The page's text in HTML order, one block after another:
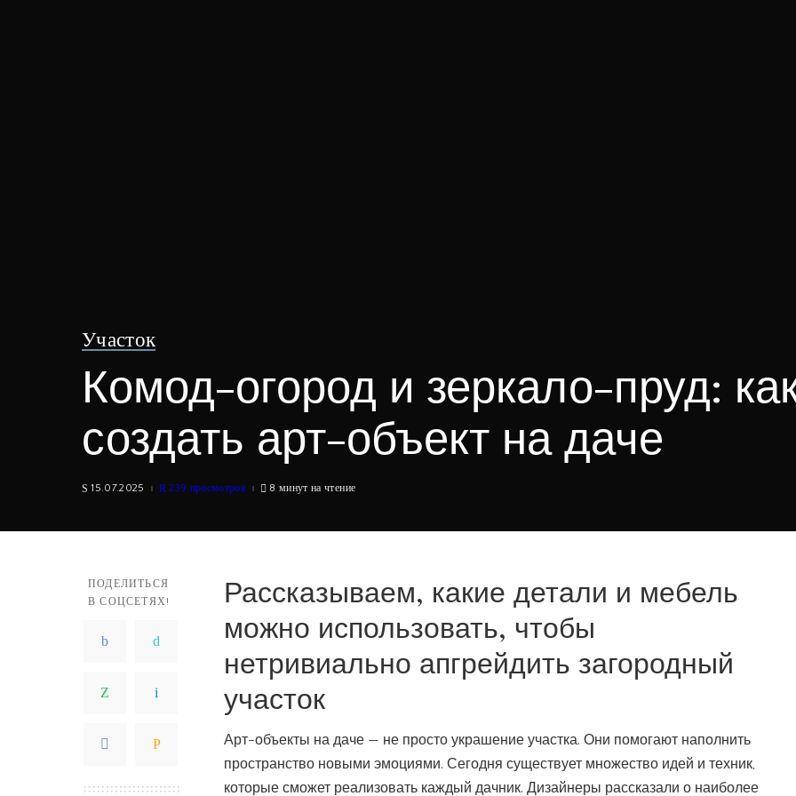
Участок
Комод-огород и зеркало-пруд:
создать арт-объект на даче
15.07.2025 239 просмотров 8 минут на чтение
ПОДЕЛИТЬСЯ
В СОЦСЕТЯХ!
Рассказываем, какие детали и мебель
можно использовать, чтобы
нетривиально апгрейдить загородный
участок
Арт-объекты на даче — не просто украшение участка. Они помогают наполнить
пространство новыми эмоциями. Сегодня существует множество идей и техник,
которые сможет реализовать каждый дачник. Дизайнеры рассказали о наиболее